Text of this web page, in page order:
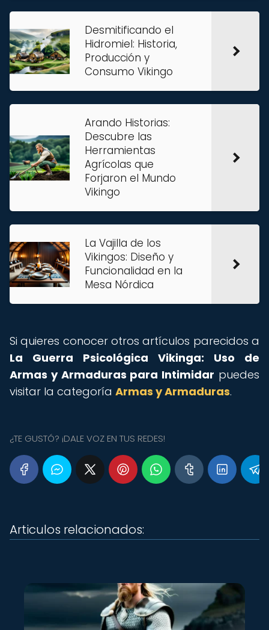
Desmitificando el
Hidromiel: Historia,
Producción y
Consumo Vikingo
Arando Historias:
Descubre las
Herramientas
Agrícolas que
Forjaron el Mundo
Vikingo
La Vajilla de los
Vikingos: Diseño y
Funcionalidad en la
Mesa Nórdica
Si quieres conocer otros artículos parecidos a
La Guerra Psicológica Vikinga: Uso de
Armas y Armaduras para Intimidar puedes
visitar la categoría Armas y Armaduras.
¿TE GUSTÓ? ¡DALE VOZ EN TUS REDES!
Articulos relacionados: